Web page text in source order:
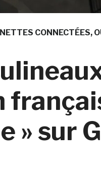
CONNECTÉES
» sur